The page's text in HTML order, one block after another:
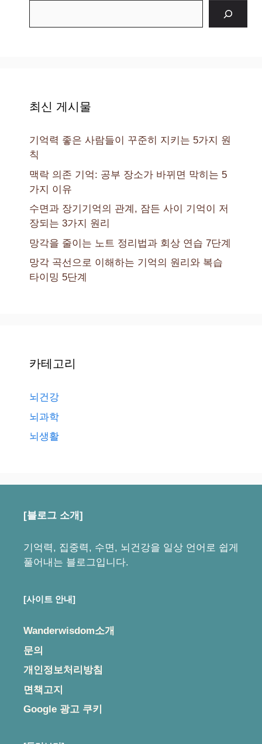
최신 게시물
기억력 좋은 사람들이 꾸준히 지키는 5가지 원
칙
맥락 의존 기억: 공부 장소가 바뀌면 막히는 5
가지 이유
수면과 장기기억의 관계, 잠든 사이 기억이 저
장되는 3가지 원리
망각을 줄이는 노트 정리법과 회상 연습 7단계
망각 곡선으로 이해하는 기억의 원리와 복습
타이밍 5단계
카테고리
뇌건강
뇌과학
뇌생활
[블로그 소개]
기억력, 집중력, 수면, 뇌건강을 일상 언어로 쉽게
풀어내는 블로그입니다.
[사이트 안내]
Wanderwisdom소개
문의
개인정보처리방침
면책고지
Google 광고 쿠키